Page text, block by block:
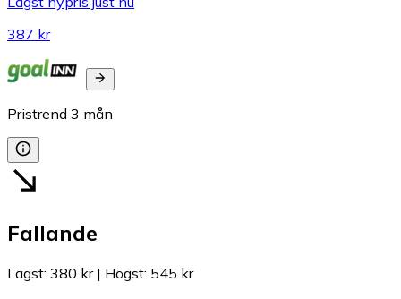
387 kr
Pristrend 3 mån
Fallande
Lägst: 380 kr| Högst: 545 kr